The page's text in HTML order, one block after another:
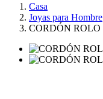
Casa
Joyas para Hombre
CORDÓN